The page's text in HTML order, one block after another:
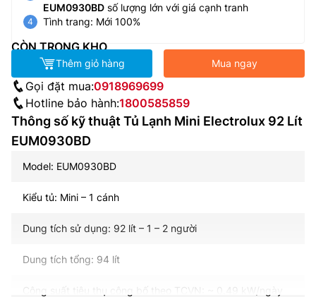
EUM0930BD số lượng lớn với giá cạnh tranh
Tình trang: Mới 100%
CÒN TRONG KHO
Thêm giỏ hàng Mua ngay
Gọi đặt mua:0918969699
Hotline bảo hành:1800585859
Thông số kỹ thuật Tủ Lạnh Mini Electrolux 92 Lít
EUM0930BD
Model: EUM0930BD
Kiểu tủ: Mini – 1 cánh
Dung tích sử dụng: 92 lít – 1 – 2 người
Dung tích tổng: 94 lít
Công suất tiêu thụ công bố theo TCVN: ~ 0.49 kW/ngày